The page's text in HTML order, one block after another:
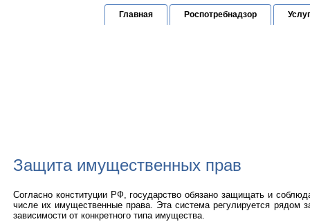
Главная Роспотребнадзор
Защита имущественных прав
Согласно конституции РФ, государство обязано защищать и
числе их имущественные права. Эта система регулируется рядом
зависимости от конкретного типа имущества.